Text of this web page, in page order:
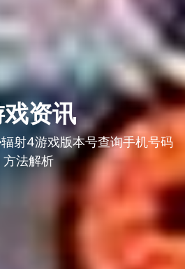
资讯
辐射4游戏版本号查询手机号码
方法解析